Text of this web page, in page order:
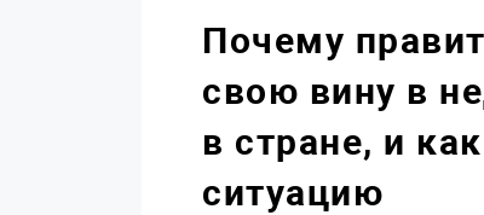
Почему
свою вину в
в стране, и
ситуацию